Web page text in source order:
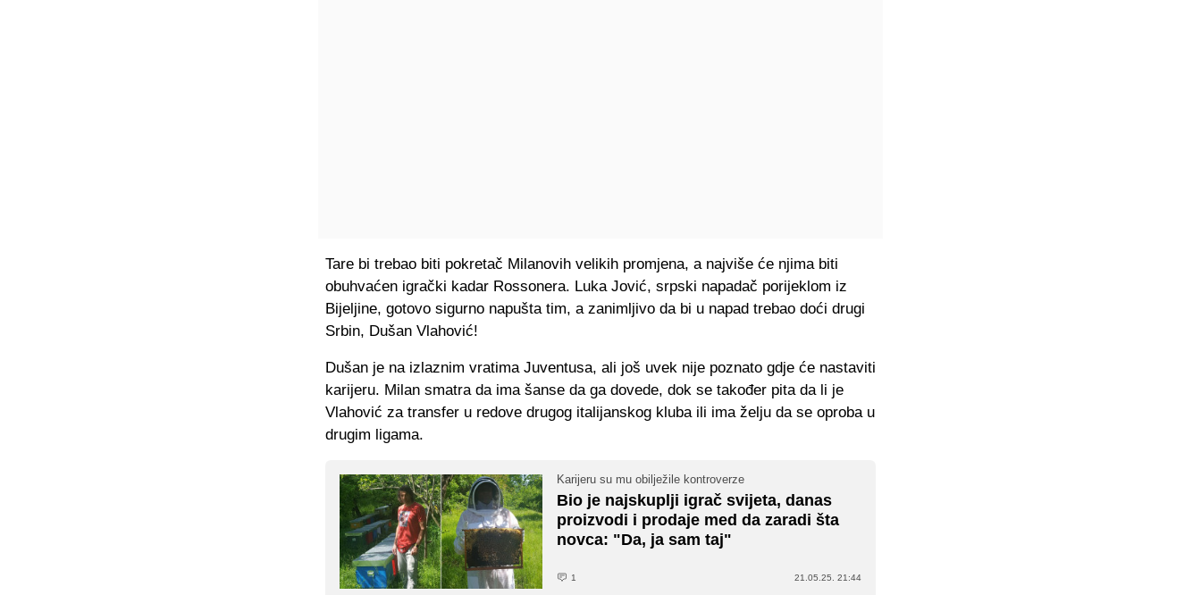
Tare bi trebao biti pokretač Milanovih velikih promjena, a najviše će njima biti
obuhvaćen igrački kadar Rossonera. Luka Jović, srpski napadač porijeklom iz
Bijeljine, gotovo sigurno napušta tim, a zanimljivo da bi u napad trebao doći drugi
Srbin, Dušan Vlahović!
Dušan je na izlaznim vratima Juventusa, ali još uvek nije poznato gdje će nastaviti
karijeru. Milan smatra da ima šanse da ga dovede, dok se također pita da li je
Vlahović za transfer u redove drugog italijanskog kluba ili ima želju da se oproba u
drugim ligama.
Karijeru su mu obilježile kontroverze
Bio je najskuplji igrač svijeta, danas
proizvodi i prodaje med da zaradi šta
novca: "Da, ja sam taj"
1 21.05.25. 21:44